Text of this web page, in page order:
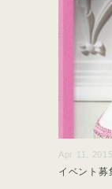
Apr 11, 2015
イベント募